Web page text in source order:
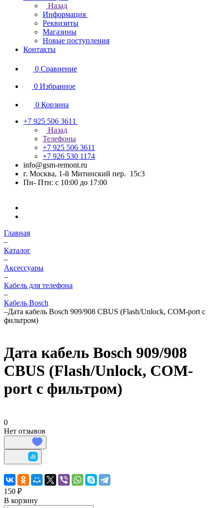
Назад
Информация
Реквизиты
Магазины
Новые поступления
Контакты
0 Сравнение
0 Избранное
0 Корзина
+7 925 506 3611
Назад
Телефоны
+7 925 506 3611
+7 926 530 1174
info@gsm-remont.ru
г. Москва, 1-й Митинский пер. 15с3
Пн- Птн: с 10:00 до 17:00
Главная
–
Каталог
–
Аксессуары
–
Кабель для телефона
–
Кабель Bosch
–Дата кабель Bosch 909/908 CBUS (Flash/Unlock, COM-port с
фильтром)
Дата кабель Bosch 909/908
CBUS (Flash/Unlock, COM-
port с фильтром)
0
Нет отзывов
150 ₽
В корзину